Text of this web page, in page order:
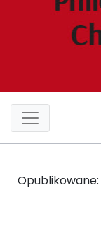
Opublikowane: